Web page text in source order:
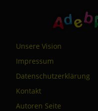
Unsere Vision
Impressum
Datenschutzerklärung
Kontakt
Autoren Seite